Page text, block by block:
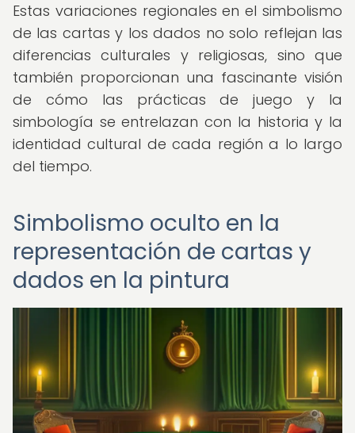
Estas variaciones regionales en el simbolismo
de las cartas y los dados no solo reflejan las
diferencias culturales y religiosas, sino que
también proporcionan una fascinante visión
de cómo las prácticas de juego y la
simbología se entrelazan con la historia y la
identidad cultural de cada región a lo largo
del tiempo.
Simbolismo oculto en la
representación de cartas y
dados en la pintura